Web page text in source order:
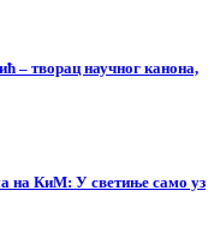
– творац научног канона,
на КиМ: У светиње само уз